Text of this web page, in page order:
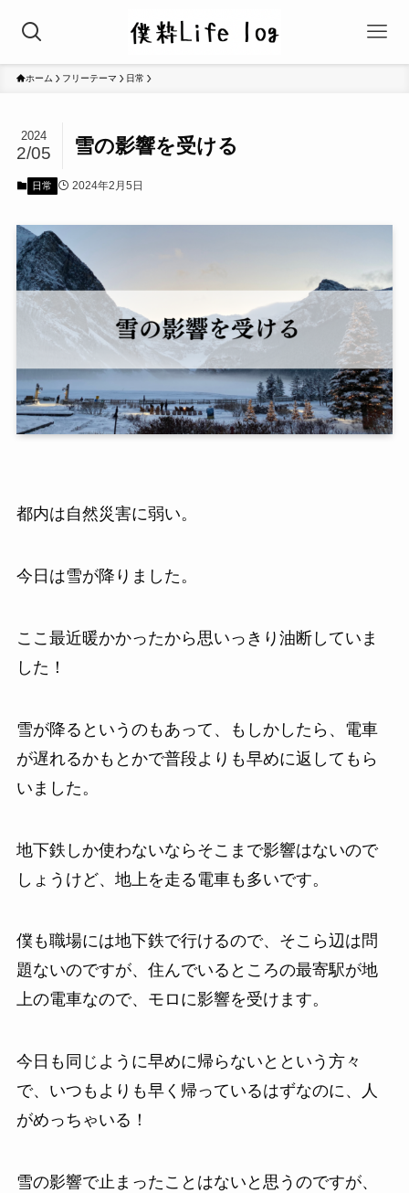
ホーム フリーテーマ 日常
雪の影響を受ける
2024
2/05
日常 2024年2月5日
都内は自然災害に弱い。
今日は雪が降りました。
ここ最近暖かかったから思いっきり油断していま
した！
雪が降るというのもあって、もしかしたら、電車
が遅れるかもとかで普段よりも早めに返してもら
いました。
地下鉄しか使わないならそこまで影響はないので
しょうけど、地上を走る電車も多いです。
僕も職場には地下鉄で行けるので、そこら辺は問
題ないのですが、住んでいるところの最寄駅が地
上の電車なので、モロに影響を受けます。
今日も同じように早めに帰らないとという方々
で、いつもよりも早く帰っているはずなのに、人
がめっちゃいる！
雪の影響で止まったことはないと思うのですが、